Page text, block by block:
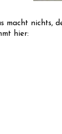
macht nichts,
hier: